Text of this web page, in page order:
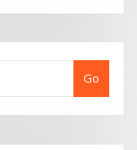
Go